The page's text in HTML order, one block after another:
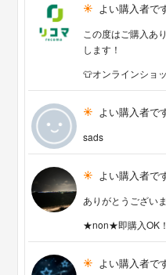
よい購入者で
この度はご購入あ
します！
👕オンラインショ
よい購入者で
sads
よい購入者で
ありがとうござい
★non★即購入OK
よい購入者で